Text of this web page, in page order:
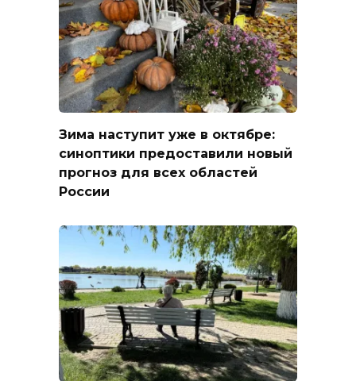
Зима наступит уже в октябре:
синоптики предоставили новый
прогноз для всех областей
России